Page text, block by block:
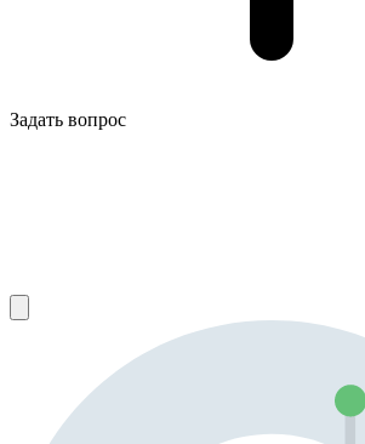
Задать вопрос